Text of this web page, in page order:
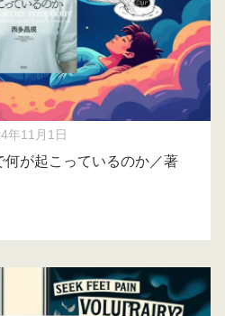
年11月1日
が起こっているのか／著